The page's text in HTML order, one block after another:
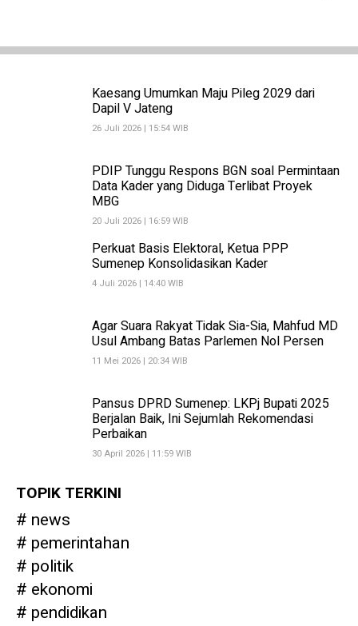
Kaesang Umumkan Maju Pileg 2029 dari
Dapil V Jateng
26 Juli 2026 | 15:54 WIB
PDIP Tunggu Respons BGN soal Permintaan
Data Kader yang Diduga Terlibat Proyek
MBG
20 Juli 2026 | 16:59 WIB
Perkuat Basis Elektoral, Ketua PPP
Sumenep Konsolidasikan Kader
4 Juli 2026 | 14:40 WIB
Agar Suara Rakyat Tidak Sia-Sia, Mahfud MD
Usul Ambang Batas Parlemen Nol Persen
11 Mei 2026 | 20:34 WIB
Pansus DPRD Sumenep: LKPj Bupati 2025
Berjalan Baik, Ini Sejumlah Rekomendasi
Perbaikan
30 April 2026 | 11:59 WIB
TOPIK TERKINI
news
pemerintahan
politik
ekonomi
pendidikan